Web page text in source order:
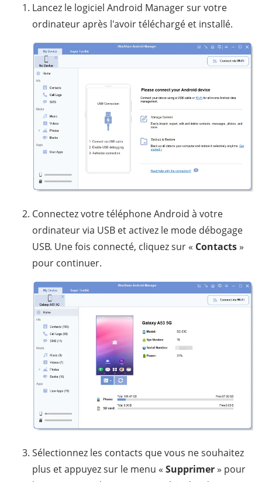
Lancez le logiciel Android Manager sur votre
ordinateur après l'avoir téléchargé et installé.
Connectez votre téléphone Android à votre
ordinateur via USB et activez le mode débogage
USB. Une fois connecté, cliquez sur « Contacts»
pour continuer.
Sélectionnez les contacts que vous ne souhaitez
plus et appuyez sur le menu « Supprimer» pour